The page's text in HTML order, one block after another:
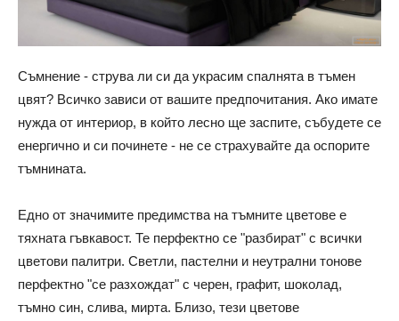
Съмнение - струва ли си да украсим спалнята в тъмен
цвят? Всичко зависи от вашите предпочитания. Ако имате
нужда от интериор, в който лесно ще заспите, събудете се
енергично и си починете - не се страхувайте да оспорите
тъмнината.
Едно от значимите предимства на тъмните цветове е
тяхната гъвкавост. Те перфектно се "разбират" с всички
цветови палитри. Светли, пастелни и неутрални тонове
перфектно "се разхождат" с черен, графит, шоколад,
тъмно син, слива, мирта. Близо, тези цветове